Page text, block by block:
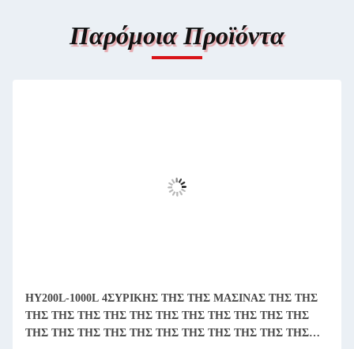
Παρόμοια Προϊόντα
HY200L-1000L 4ΣΥΡΙΚΗΣ ΤΗΣ ΤΗΣ ΜΑΣΙΝΑΣ ΤΗΣ ΤΗΣ
ΤΗΣ ΤΗΣ ΤΗΣ ΤΗΣ ΤΗΣ ΤΗΣ ΤΗΣ ΤΗΣ ΤΗΣ ΤΗΣ ΤΗΣ
ΤΗΣ ΤΗΣ ΤΗΣ ΤΗΣ ΤΗΣ ΤΗΣ ΤΗΣ ΤΗΣ ΤΗΣ ΤΗΣ ΤΗΣ